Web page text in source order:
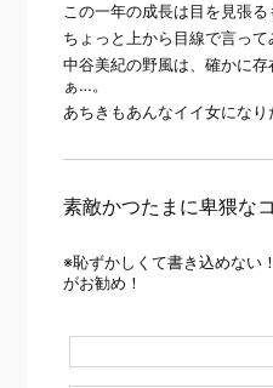
この一年の成長は目を見張
ちょっと上から目線で言っ
中谷美紀の野風は、確かに
ぁ…。
あちきもあんなイイ女にな
素敵かつたまに卑猥な
※恥ずかしくて書き込めない
がお勧め！